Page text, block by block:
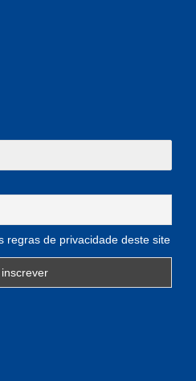
regras de privacidade deste site